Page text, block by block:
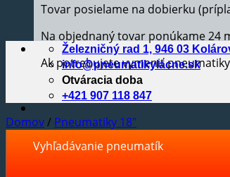
Tovar posielame na dobierku
Na objednaný tovar ponúkame 24
Ak potrebujete vymeniť
Železničný rad 1, 946 03
info@pneumatikylacne.sk
Otváracia doba
+421 907 118 847
Domov/ Pneumatiky 18"
Vyhľadávanie pneumatík